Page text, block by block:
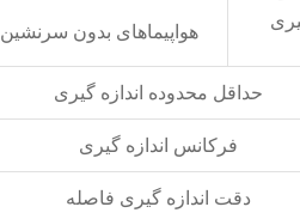
هواپیماهای بدون سرنشین
حداقل محدوده اندازه گیری
فرکانس اندازه گیری
دقت اندازه گیری فاصله